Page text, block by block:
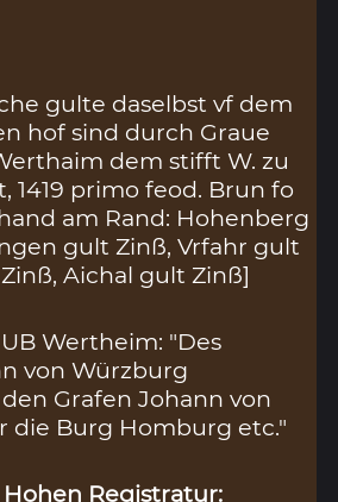
gulte daselbst vf dem
hof sind durch Graue
dem stifft W. zu
1419 primo feod. Brun fo
am Rand: Hohenberg
gult Zinß, Vrfahr gult
Aichal gult Zinß]
Wertheim: "Des
von Würzburg
Grafen Johann von
die Burg Homburg etc."
Registratur: